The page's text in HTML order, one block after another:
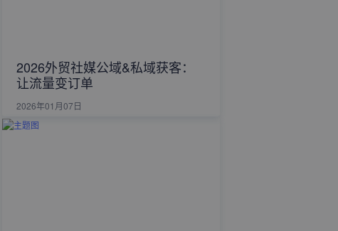
2026外贸社媒公域&私域获客：
让流量变订单
2026年01月07日